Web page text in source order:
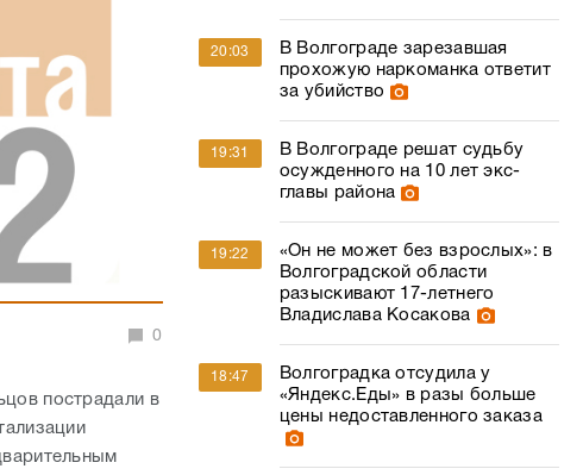
0
пострадали в
20:03
В Волгограде зарезавшая
прохожую наркоманка ответит
за убийство
19:31
В Волгограде решат судьбу
осужденного на 10 лет экс-
главы района
19:22
«Он не может без взрослых»: в
Волгоградской области
разыскивают 17-летнего
Владислава Косакова
18:47
Волгоградка отсудила у
«Яндекс.Еды» в разы больше
цены недоставленного заказа